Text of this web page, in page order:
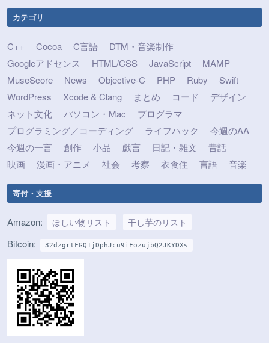
カテゴリ
C++ Cocoa C言語
DTM・音楽制作
Googleアドセンス
HTML/CSS JavaScript
MAMP
MuseScore
News Objective-C PHP Ruby
Swift
WordPress
Xcode & Clang まとめ コード
デザイン
ネット文化
パソコン・Mac
プログラマ
プログラミング／コーディング
ライフハック
今週のAA
今週の一言
創作 小品 戯言 日記・雑文
昔話
映画
漫画・アニメ 社会 考察 衣食住 言語 音楽
寄付・支援
Amazon: ほしい物リスト 干し芋のリスト
Bitcoin: 32dzgrtFGQ1jDphJcu9iFozujbQ2JKYDXs